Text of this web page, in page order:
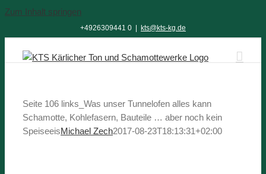
Zum Inhalt springen
+4926309441 0 kts@kts-kg.de
Seite 106 links_Was unser Tunnelofen alles kann
Schamotte, Kohlefasern, Bauteile … aber noch kein
SpeiseeisMichael Zech2017-08-23T18:13:31+02:00